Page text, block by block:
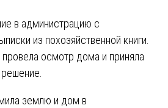
в администрацию с
из похозяйственной книги.
осмотр дома и приняла
землю и дом в